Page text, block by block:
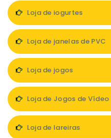
Loja de iogurtes
Loja de janelas de PVC
Loja de jogos
Loja de Jogos de Vídeo
Loja de lareiras